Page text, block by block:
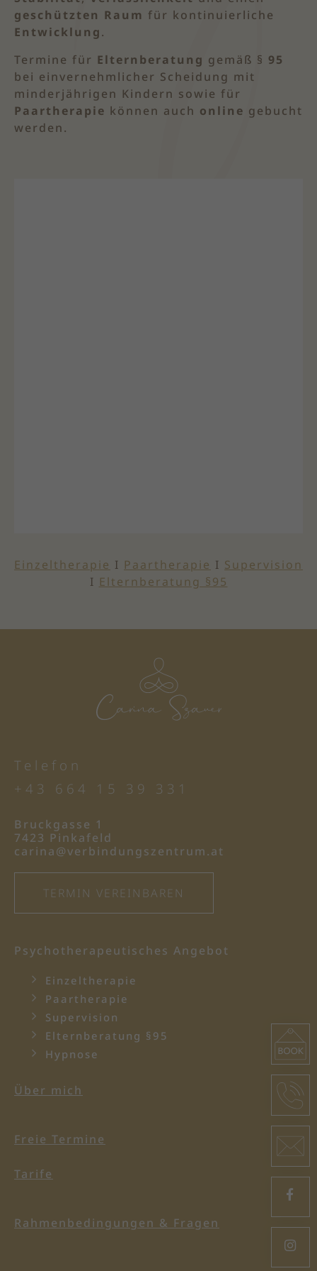
geschützten Raum für kontinuierliche
Entwicklung.
Termine für Elternberatung gemäß § 95
bei einvernehmlicher Scheidung mit
minderjährigen Kindern sowie für
Paartherapie können auch online gebucht
werden.
Einzeltherapie I Paartherapie I Supervision
I Elternberatung §95
Telefon
+43 664 15 39 331
Bruckgasse 1
7423 Pinkafeld
carina@verbindungszentrum.at
TERMIN VEREINBAREN
Psychotherapeutisches Angebot
Einzeltherapie
Paartherapie
Supervision
Elternberatung §95
Hypnose
Über mich
Freie Termine
Tarife
Rahmenbedingungen & Fragen